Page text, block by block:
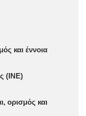
και έννοια
(ΙΝΕ)
ορισμός και